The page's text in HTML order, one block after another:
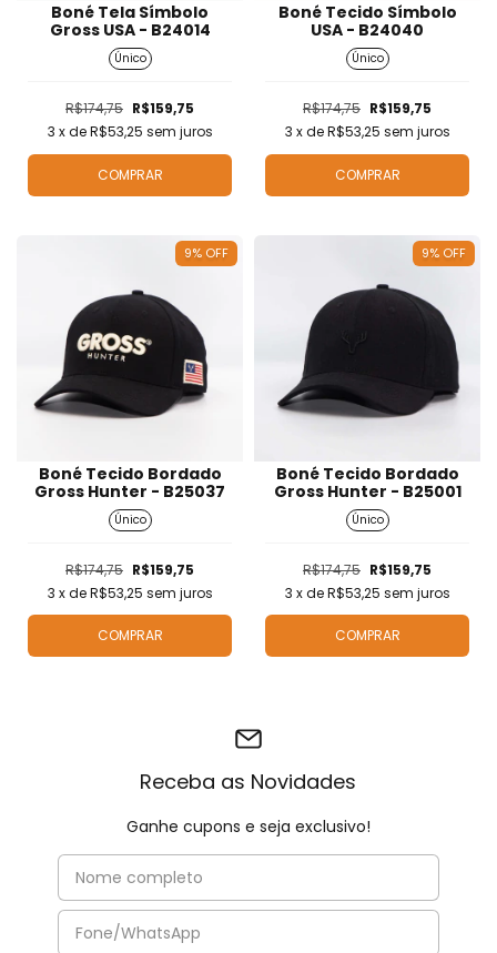
Boné Tela Símbolo
Gross USA - B24014
Único
R$174,75 R$159,75
3 x deR$53,25 sem juros
COMPRAR
Boné Tecido Símbolo
USA - B24040
Único
R$174,75 R$159,75
3 x deR$53,25 sem juros
COMPRAR
9% OFF
Boné Tecido Bordado
Gross Hunter - B25037
Único
R$174,75 R$159,75
3 x deR$53,25 sem juros
COMPRAR
9% OFF
Boné Tecido Bordado
Gross Hunter - B25001
Único
R$174,75 R$159,75
3 x deR$53,25 sem juros
COMPRAR
Receba as Novidades
Ganhe cupons e seja exclusivo!